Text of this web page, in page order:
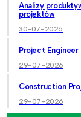
Analizy
projektów
30-07-2026
Project
29-07-2026
Construction
29-07-2026